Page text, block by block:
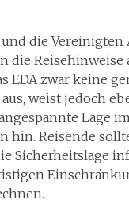
die Vereinigten
die Reisehinweise
EDA zwar keine
weist jedoch
Lage
hin. Reisende
Sicherheitslage